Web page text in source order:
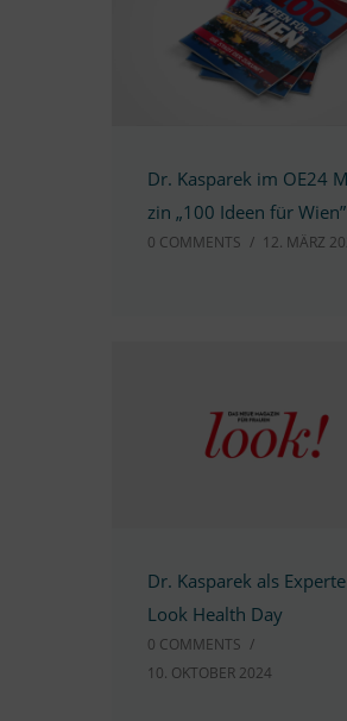
Dr. Kas­pa­rek im OE24
zin „100 Ideen für Wien”
0 COMM­ENTS / 12. MÄRZ
Dr. Kas­pa­rek als
Look He­alth Day
0 COMM­ENTS /
10. OK­TO­BER 2024